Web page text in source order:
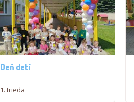
Deň detí
1. trieda